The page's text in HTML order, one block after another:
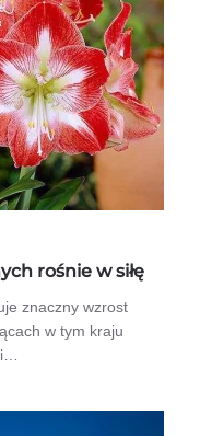
rośnie w siłę
znaczny wzrost
w tym kraju